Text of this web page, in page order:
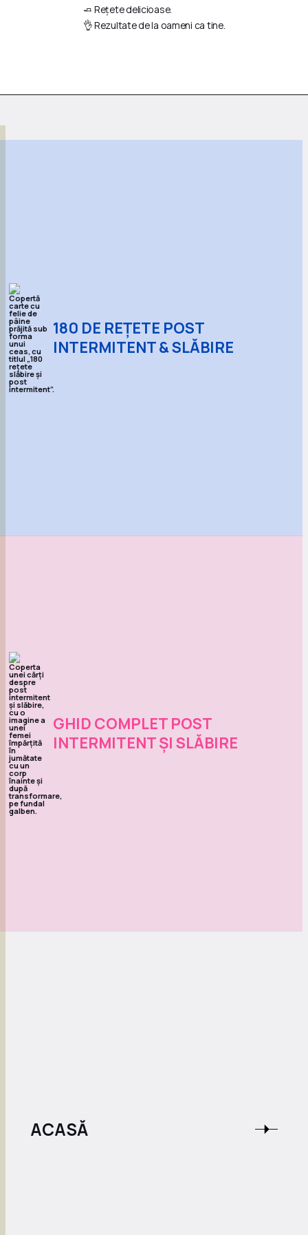
🧈 Rețete delicioase.
👌 Rezultate de la oameni ca tine.
180 DE REȚETE POST
INTERMITENT & SLĂBIRE
GHID COMPLET POST
INTERMITENT ȘI SLĂBIRE
ACASĂ